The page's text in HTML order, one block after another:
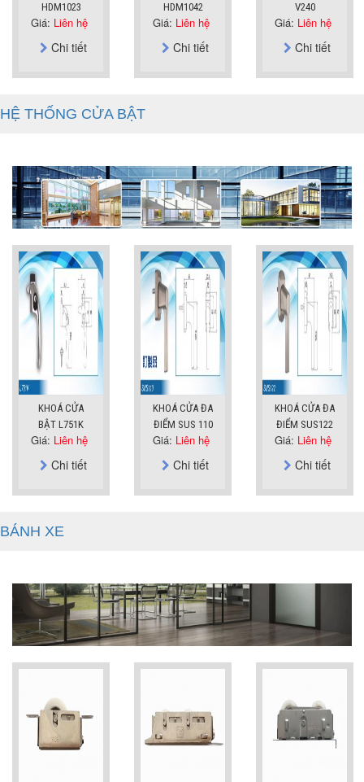
HDM1023
Giá: Liên hệ
Chi tiết
HDM1042
Giá: Liên hệ
Chi tiết
V240
Giá: Liên hệ
Chi tiết
HỆ THỐNG CỬA BẬT
KHOÁ CỬA
BẬT L751K
Giá: Liên hệ
Chi tiết
KHOÁ CỬA ĐA
ĐIỂM SUS 110
Giá: Liên hệ
Chi tiết
KHOÁ CỬA ĐA
ĐIỂM SUS122
Giá: Liên hệ
Chi tiết
BÁNH XE